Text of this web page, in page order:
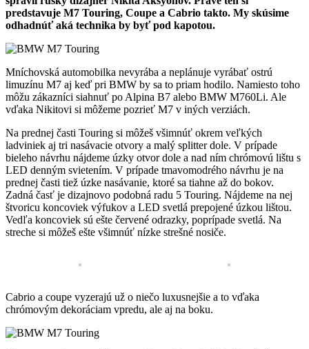
predstavuje M7 Touring, Coupe a Cabrio takto. My skúsime
odhadnúť aká technika by byť pod kapotou.
Mníchovská automobilka nevyrába a neplánuje vyrábať ostrú
limuzínu M7 aj keď pri BMW by sa to priam hodilo. Namiesto toho
môžu zákazníci siahnuť po Alpina B7 alebo BMW M760Li. Ale
vďaka Nikitovi si môžeme pozrieť M7 v iných verziách.
Na prednej časti Touring si môžeš všimnúť okrem veľkých
ladviniek aj tri nasávacie otvory a malý splitter dole. V prípade
bieleho návrhu nájdeme úzky otvor dole a nad ním chrómovú lištu s
LED denným svietením. V prípade tmavomodrého návrhu je na
prednej časti tiež úzke nasávanie, ktoré sa tiahne až do bokov.
Zadná časť je dizajnovo podobná radu 5 Touring. Nájdeme na nej
štvoricu koncoviek výfukov a LED svetlá prepojené úzkou lištou.
Vedľa koncoviek sú ešte červené odrazky, poprípade svetlá. Na
streche si môžeš ešte všimnúť nízke strešné nosiče.
Cabrio a coupe vyzerajú už o niečo luxusnejšie a to vďaka
chrómovým dekoráciam vpredu, ale aj na boku.